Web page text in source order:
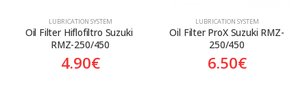
LUBRICATION SYSTEM
Oil Filter Hiflofiltro Suzuki
RMZ-250/450
4.90€
LUBRICATION SYSTEM
Oil Filter ProX Suzuki RMZ-
250/450
6.50€